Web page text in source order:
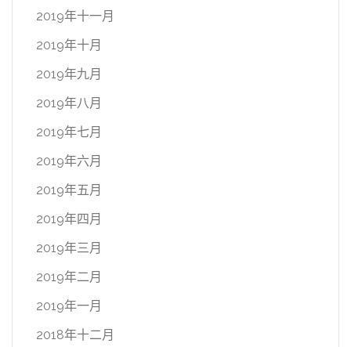
2019年十一月
2019年十月
2019年九月
2019年八月
2019年七月
2019年六月
2019年五月
2019年四月
2019年三月
2019年二月
2019年一月
2018年十二月